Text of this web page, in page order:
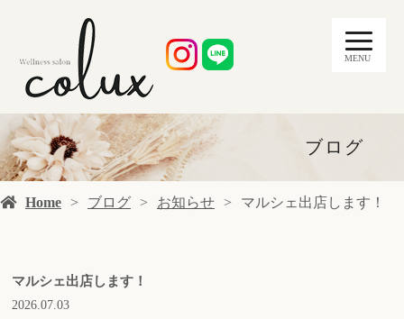
MENU
ブログ
Home ブログ お知らせ マルシェ出店します！
マルシェ出店します！
2026.07.03